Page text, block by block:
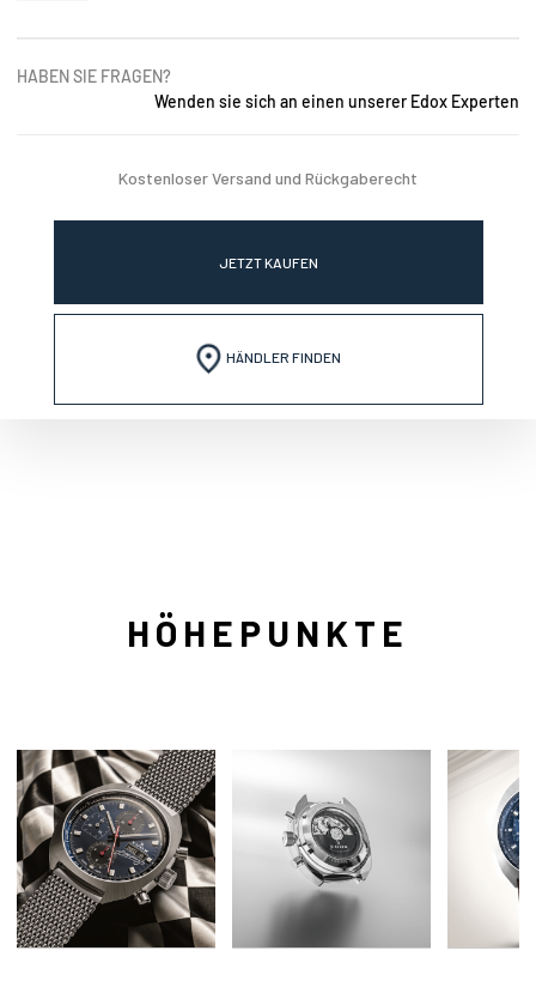
HABEN SIE FRAGEN?
Wenden sie sich an einen unserer Edox Experten
Kostenloser Versand und Rückgaberecht
JETZT KAUFEN
HÄNDLER FINDEN
HÖHEPUNKTE